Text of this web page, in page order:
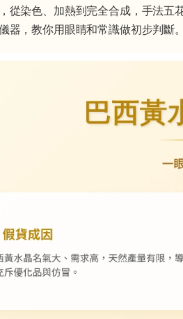
從染色、加熱到完全合成，手法五
器，教你用眼睛和常識做初步判斷。